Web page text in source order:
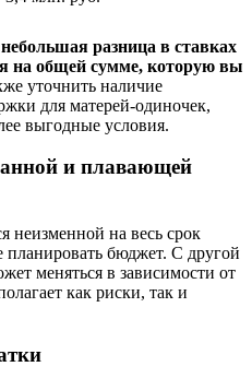
разница в ставках
на общей сумме, которую вы
уточнить наличие
для матерей-одиночек,
выгодные условия.
и плавающей
неизменной на весь срок
планировать бюджет. С другой
меняться в зависимости от
как риски, так и